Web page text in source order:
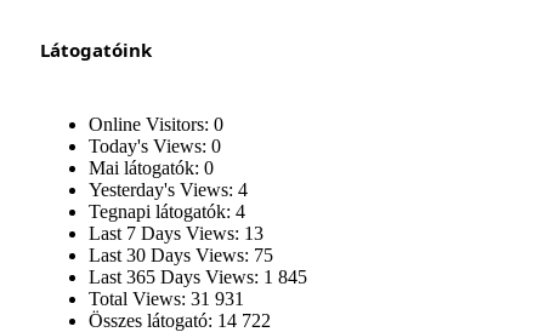
Látogatóink
Online Visitors: 0
Today's Views: 0
Mai látogatók: 0
Yesterday's Views: 4
Tegnapi látogatók: 4
Last 7 Days Views: 13
Last 30 Days Views: 75
Last 365 Days Views: 1 845
Total Views: 31 931
Összes látogató: 14 722